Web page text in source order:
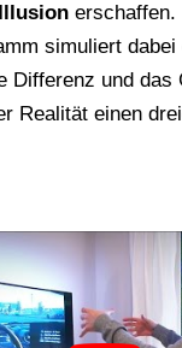
erschaffen.
simuliert dabei
Differenz und das
Realität einen